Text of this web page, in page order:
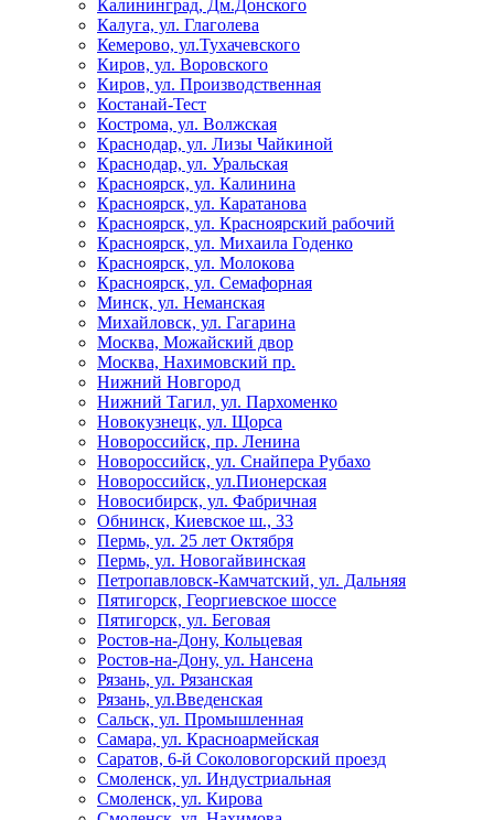
Калининград, Дм.Донского
Калуга, ул. Глаголева
Кемерово, ул.Тухачевского
Киров, ул. Воровского
Киров, ул. Производственная
Костанай-Тест
Кострома, ул. Волжская
Краснодар, ул. Лизы Чайкиной
Краснодар, ул. Уральская
Красноярск, ул. Калинина
Красноярск, ул. Каратанова
Красноярск, ул. Красноярский рабочий
Красноярск, ул. Михаила Годенко
Красноярск, ул. Молокова
Красноярск, ул. Семафорная
Минск, ул. Неманская
Михайловск, ул. Гагарина
Москва, Можайский двор
Москва, Нахимовский пр.
Нижний Новгород
Нижний Тагил, ул. Пархоменко
Новокузнецк, ул. Щорса
Новороссийск, пр. Ленина
Новороссийск, ул. Снайпера Рубахо
Новороссийск, ул.Пионерская
Новосибирск, ул. Фабричная
Обнинск, Киевское ш., 33
Пермь, ул. 25 лет Октября
Пермь, ул. Новогайвинская
Петропавловск-Камчатский, ул. Дальняя
Пятигорск, Георгиевское шоссе
Пятигорск, ул. Беговая
Ростов-на-Дону, Кольцевая
Ростов-на-Дону, ул. Нансена
Рязань, ул. Рязанская
Рязань, ул.Введенская
Сальск, ул. Промышленная
Самара, ул. Красноармейская
Саратов, 6-й Соколовогорский проезд
Смоленск, ул. Индустриальная
Смоленск, ул. Кирова